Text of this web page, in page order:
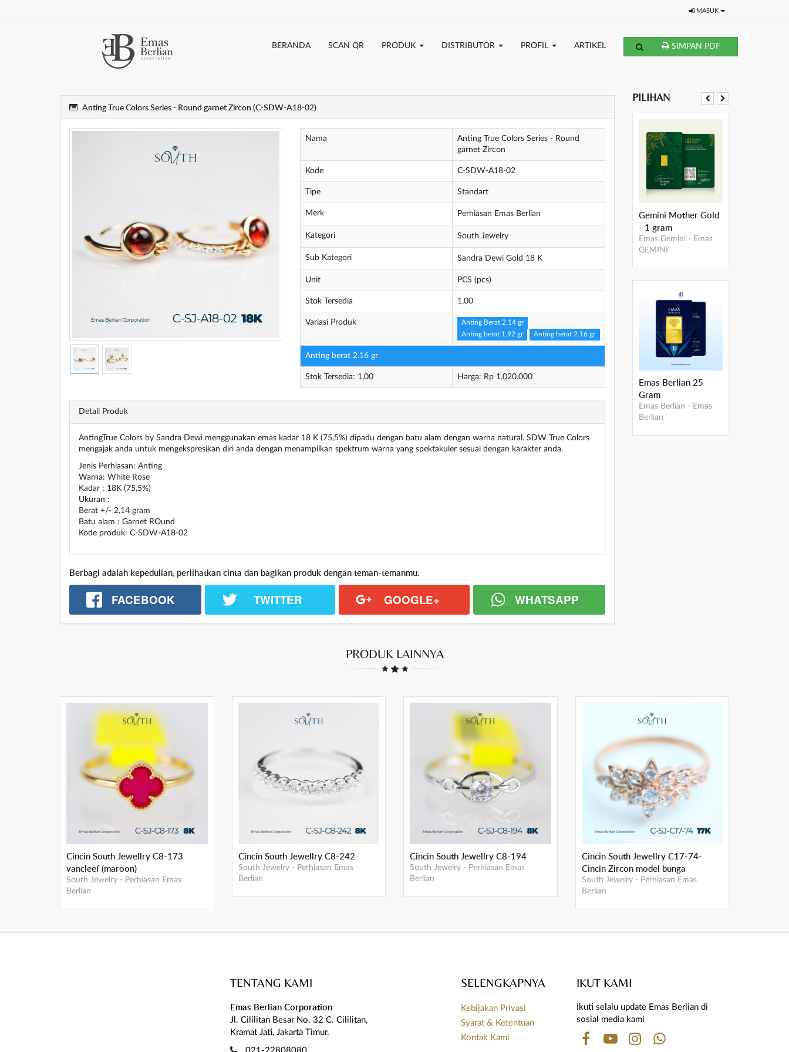
MASUK
BERANDA SCAN QR PRODUK DISTRIBUTOR PROFIL ARTIKEL SIMPAN PDF
Anting True Colors Series - Round garnet Zircon (C-SDW-A18-02)
Nama
Anting True Colors Series - Round
garnet Zircon
Kode C-SDW-A18-02
Tipe Standart
Merk Perhiasan Emas Berlian
Kategori South Jewelry
Sub Kategori Sandra Dewi Gold 18 K
Unit PCS (pcs)
Stok Tersedia 1,00
Variasi Produk
Anting Berat 2.14 gr
Anting berat 1.92 gr
Anting berat 2.16 gr
Anting berat 2.16 gr
Stok Tersedia: 1,00 Harga: Rp 1.020.000
Detail Produk
AntingTrue Colors by Sandra Dewi menggunakan emas kadar 18 K (75,5%) dipadu dengan batu alam dengan warna natural. SDW True Colors
mengajak anda untuk mengekspresikan diri anda dengan menampilkan spektrum warna yang spektakuler sesuai dengan karakter anda.
Jenis Perhiasan: Anting
Warna: White Rose
Kadar : 18K (75,5%)
Ukuran :
Berat +/- 2,14 gram
Batu alam : Garnet ROund
Kode produk: C-SDW-A18-02
Berbagi adalah kepedulian, perlihatkan cinta dan bagikan produk dengan teman-temanmu.
FACEBOOK TWITTER GOOGLE+ WHATSAPP
PILIHAN
Gemini Mother Gold
- 1 gram
Emas Gemini - Emas
GEMINI
Emas Berlian 25
Gram
Emas Berlian - Emas
Berlian
PRODUK LAINNYA
Cincin South Jewellry C8-173
vancleef (maroon)
South Jewelry - Perhiasan Emas
Berlian
Cincin South Jewellry C8-242
South Jewelry - Perhiasan Emas
Berlian
Cincin South Jewellry C8-194
South Jewelry - Perhiasan Emas
Berlian
Cincin South Jewellry C17-74-
Cincin Zircon model bunga
South Jewelry - Perhiasan Emas
Berlian
TENTANG KAMI
Emas Berlian Corporation
Jl. Cililitan Besar No. 32 C. Cililitan,
Kramat Jati, Jakarta Timur.
SELENGKAPNYA
Kebijakan Privasi
Syarat & Ketentuan
Kontak Kami
IKUT KAMI
Ikuti selalu update Emas Berlian di
sosial media kami